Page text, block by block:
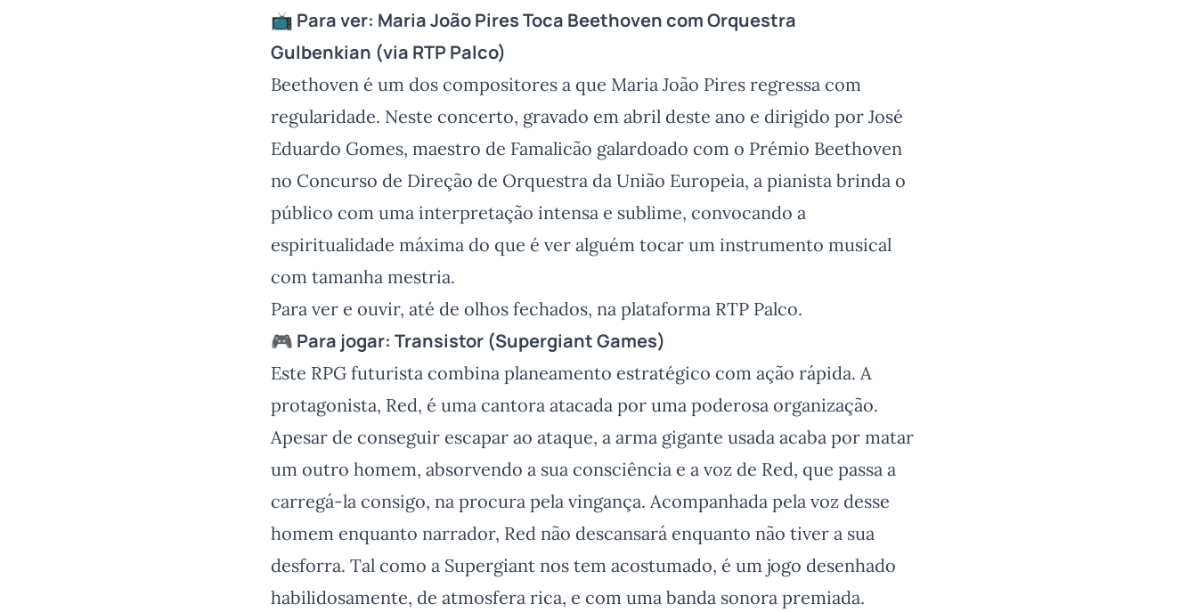
📺 Para ver: Maria João Pires Toca Beethoven com Orquestra
Gulbenkian (via RTP Palco)
Beethoven é um dos compositores a que Maria João Pires regressa com
regularidade. Neste concerto, gravado em abril deste ano e dirigido por José
Eduardo Gomes, maestro de Famalicão galardoado com o Prémio Beethoven
no Concurso de Direção de Orquestra da União Europeia, a pianista brinda o
público com uma interpretação intensa e sublime, convocando a
espiritualidade máxima do que é ver alguém tocar um instrumento musical
com tamanha mestria.
Para ver e ouvir, até de olhos fechados, na plataforma RTP Palco.
🎮 Para jogar: Transistor (Supergiant Games)
Este RPG futurista combina planeamento estratégico com ação rápida. A
protagonista, Red, é uma cantora atacada por uma poderosa organização.
Apesar de conseguir escapar ao ataque, a arma gigante usada acaba por matar
um outro homem, absorvendo a sua consciência e a voz de Red, que passa a
carregá-la consigo, na procura pela vingança. Acompanhada pela voz desse
homem enquanto narrador, Red não descansará enquanto não tiver a sua
desforra. Tal como a Supergiant nos tem acostumado, é um jogo desenhado
habilidosamente, de atmosfera rica, e com uma banda sonora premiada.